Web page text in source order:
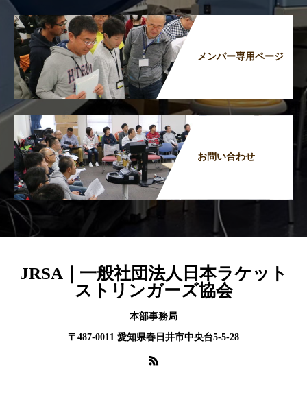
メンバー専用ページ
お問い合わせ
JRSA｜一般社団法人日本ラケット
ストリンガーズ協会
本部事務局
〒487-0011 愛知県春日井市中央台5-5-28